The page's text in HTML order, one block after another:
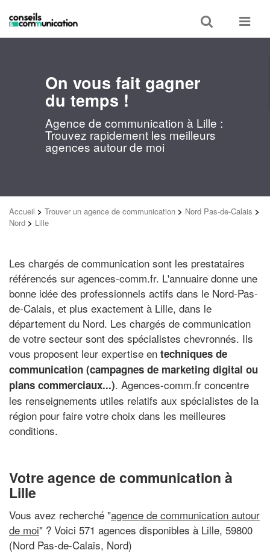
Toggle
search
Toggle
On vous fait gagner
du temps !
Agence de communication à Lille :
Trouvez rapidement les meilleurs
agences autour de moi
Accueil > Trouver un agence de communication > Nord Pas-de-Calais >
Nord > Lille
Les chargés de communication sont les prestataires
référencés sur agences-comm.fr. L'annuaire donne une
bonne idée des professionnels actifs dans le Nord-Pas-
de-Calais, et plus exactement à Lille, dans le
département du Nord. Les chargés de communication
de votre secteur sont des spécialistes chevronnés. Ils
vous proposent leur expertise en techniques de
communication (campagnes de marketing digital ou
plans commerciaux...). Agences-comm.fr concentre
les renseignements utiles relatifs aux spécialistes de la
région pour faire votre choix dans les meilleures
conditions.
Votre agence de communication à
Lille
Vous avez recherché "agence de communication autour
de moi" ? Voici 571 agences disponibles à Lille, 59800
(Nord Pas-de-Calais, Nord)